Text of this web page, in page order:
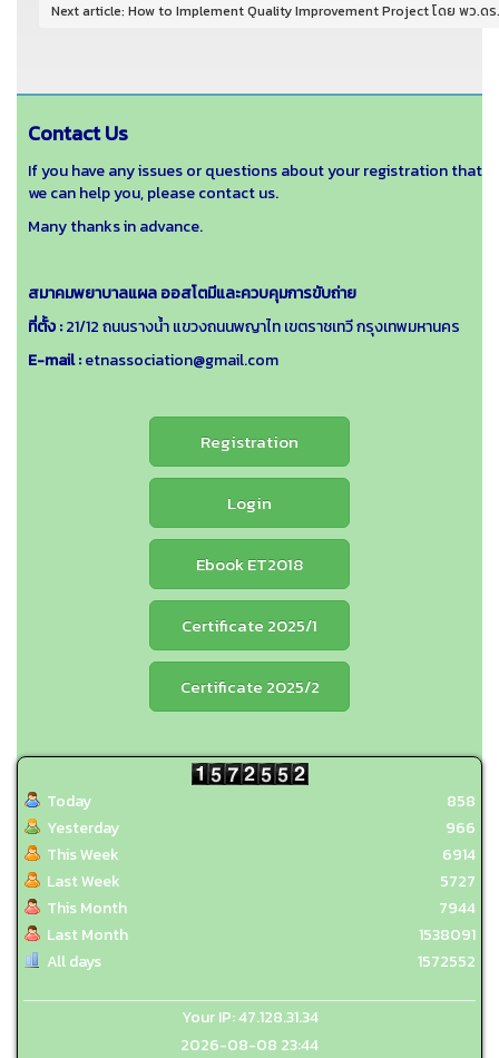
Next article: How to Implement Quality Improvement Project โดย พว.ด
Contact Us
If you have any issues or questions about your registration that
we can help you, please contact us.
Many thanks in advance.
สมาคมพยาบาลแผล ออสโตมีและควบคุมการขับถ่าย
ที่ตั้ง :21/12 ถนนรางน้ำ แขวงถนนพญาไท เขตราชเทวี กรุงเทพมหานคร
E-mail :etnassociation@gmail.com
Registration
Login
Ebook ET2018
Certificate 2025/1
Certificate 2025/2
Today
Yesterday
This Week
Last Week
This Month
Last Month
All days
858
966
6914
5727
7944
1538091
1572552
Your IP: 47.128.31.34
2026-08-08 23:44